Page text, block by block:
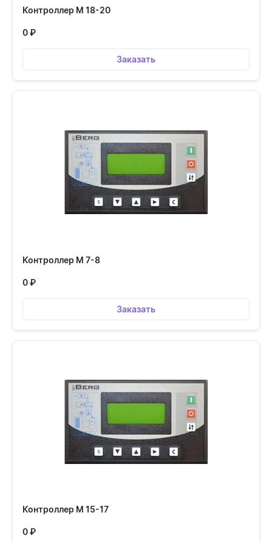
Контроллер М 18-20
0₽
Заказать
Контроллер М 7-8
0₽
Заказать
Контроллер М 15-17
0₽